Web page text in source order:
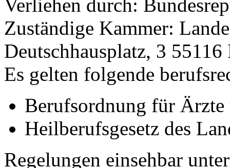
Verliehen durch:
Zuständige Kammer:
Deutschhausplatz, 3
Es gelten folgende
Berufsordnung für
Heilberufsgesetz des
Regelungen einsehbar